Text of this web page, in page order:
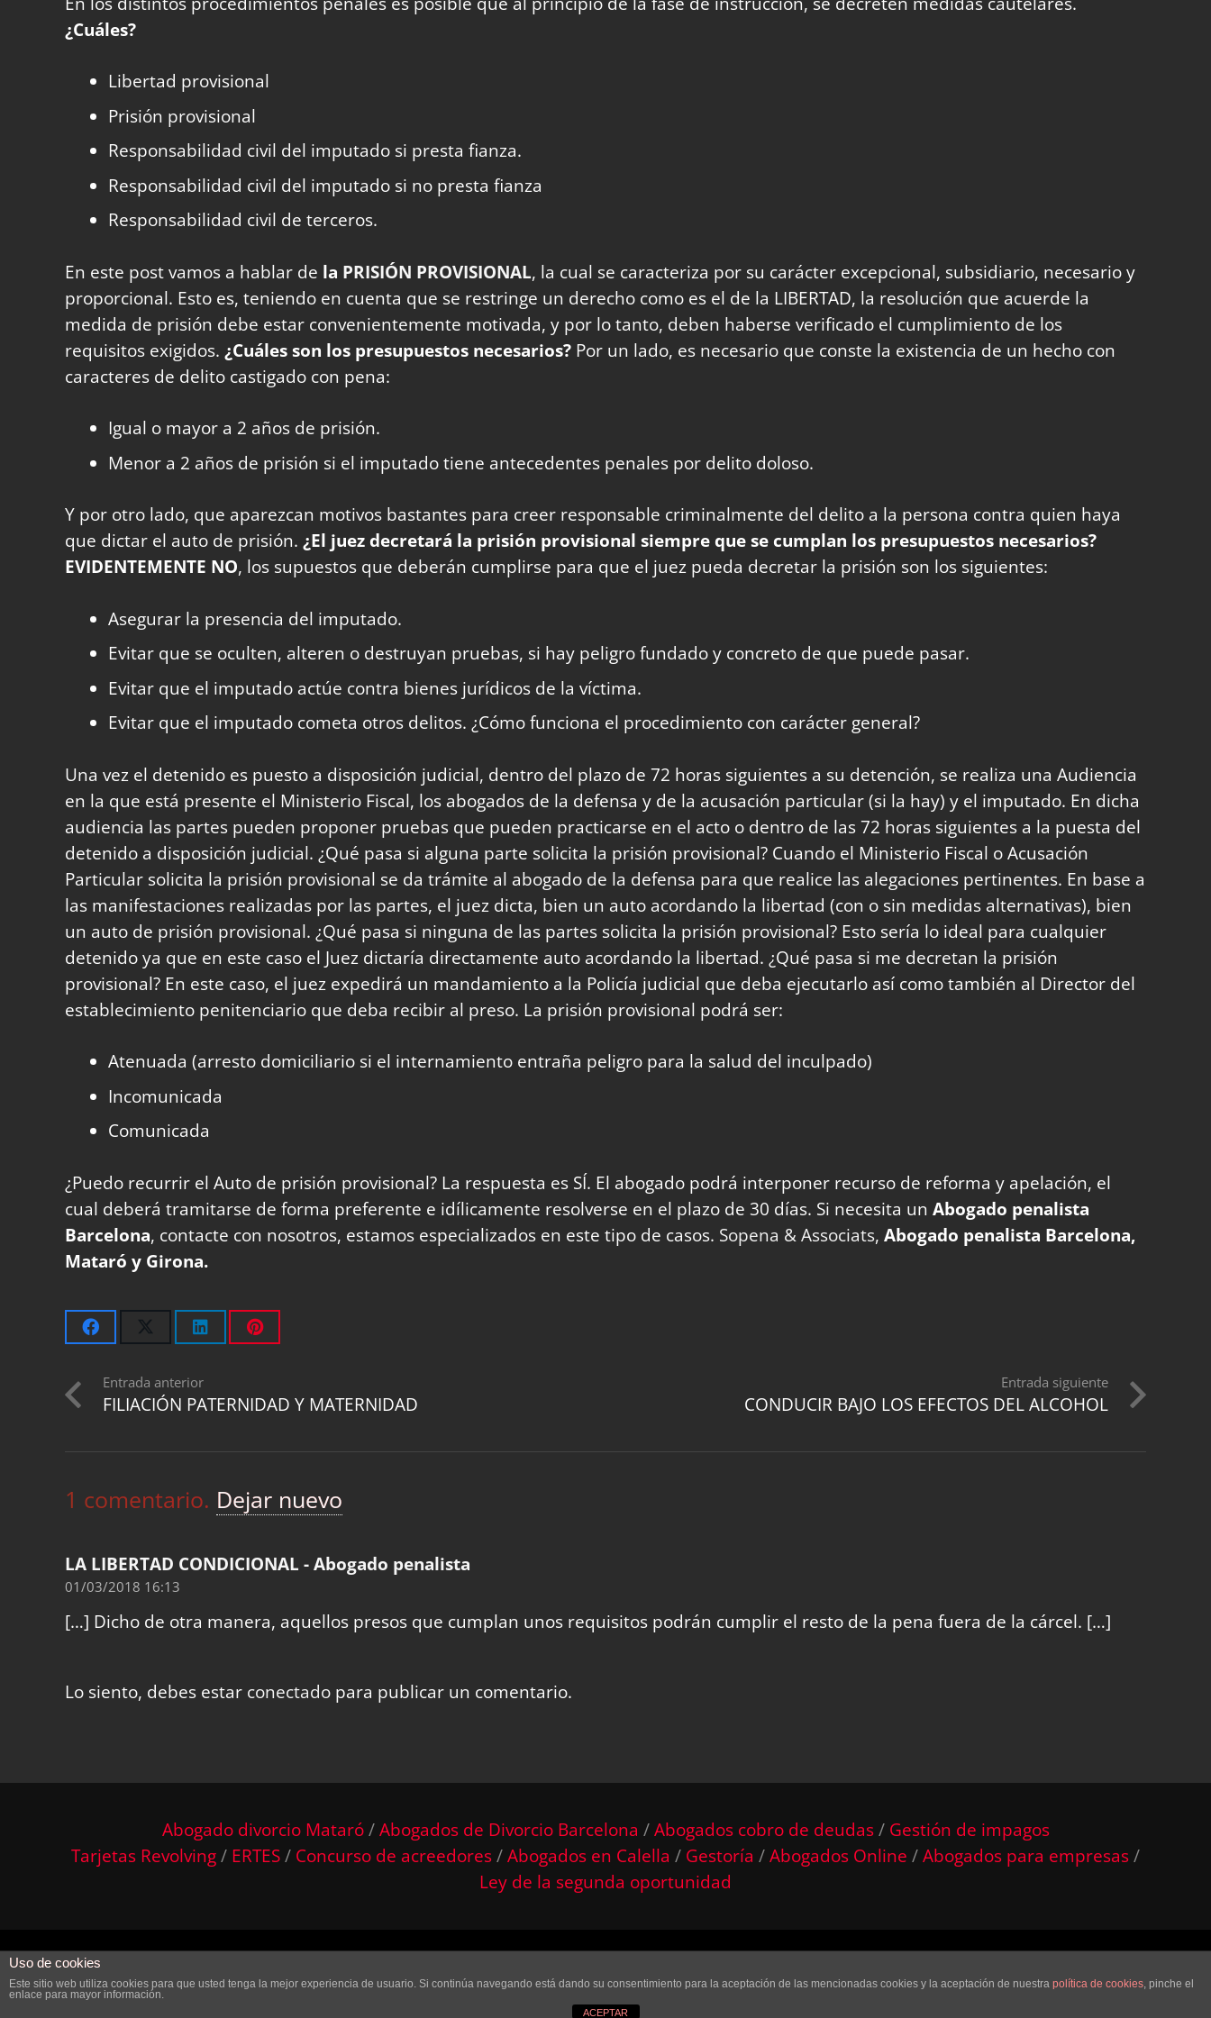
¿Cuáles?
Libertad provisional
Prisión provisional
Responsabilidad civil del imputado si presta fianza.
Responsabilidad civil del imputado si no presta fianza
Responsabilidad civil de terceros.
En este post vamos a hablar de la PRISIÓN PROVISIONAL, la cual se caracteriza por su carácter excepcional, subsidiario, necesario y
proporcional. Esto es, teniendo en cuenta que se restringe un derecho como es el de la LIBERTAD, la resolución que acuerde la
medida de prisión debe estar convenientemente motivada, y por lo tanto, deben haberse verificado el cumplimiento de los
requisitos exigidos. ¿Cuáles son los presupuestos necesarios? Por un lado, es necesario que conste la existencia de un hecho con
caracteres de delito castigado con pena:
Igual o mayor a 2 años de prisión.
Menor a 2 años de prisión si el imputado tiene antecedentes penales por delito doloso.
Y por otro lado, que aparezcan motivos bastantes para creer responsable criminalmente del delito a la persona contra quien haya
que dictar el auto de prisión. ¿El juez decretará la prisión provisional siempre que se cumplan los presupuestos necesarios?
EVIDENTEMENTE NO, los supuestos que deberán cumplirse para que el juez pueda decretar la prisión son los siguientes:
Asegurar la presencia del imputado.
Evitar que se oculten, alteren o destruyan pruebas, si hay peligro fundado y concreto de que puede pasar.
Evitar que el imputado actúe contra bienes jurídicos de la víctima.
Evitar que el imputado cometa otros delitos. ¿Cómo funciona el procedimiento con carácter general?
Una vez el detenido es puesto a disposición judicial, dentro del plazo de 72 horas siguientes a su detención, se realiza una Audiencia
en la que está presente el Ministerio Fiscal, los abogados de la defensa y de la acusación particular (si la hay) y el imputado. En dicha
audiencia las partes pueden proponer pruebas que pueden practicarse en el acto o dentro de las 72 horas siguientes a la puesta del
detenido a disposición judicial. ¿Qué pasa si alguna parte solicita la prisión provisional? Cuando el Ministerio Fiscal o Acusación
Particular solicita la prisión provisional se da trámite al abogado de la defensa para que realice las alegaciones pertinentes. En base a
las manifestaciones realizadas por las partes, el juez dicta, bien un auto acordando la libertad (con o sin medidas alternativas), bien
un auto de prisión provisional. ¿Qué pasa si ninguna de las partes solicita la prisión provisional? Esto sería lo ideal para cualquier
detenido ya que en este caso el Juez dictaría directamente auto acordando la libertad. ¿Qué pasa si me decretan la prisión
provisional? En este caso, el juez expedirá un mandamiento a la Policía judicial que deba ejecutarlo así como también al Director del
establecimiento penitenciario que deba recibir al preso. La prisión provisional podrá ser:
Atenuada (arresto domiciliario si el internamiento entraña peligro para la salud del inculpado)
Incomunicada
Comunicada
¿Puedo recurrir el Auto de prisión provisional? La respuesta es SÍ. El abogado podrá interponer recurso de reforma y apelación, el
cual deberá tramitarse de forma preferente e idílicamente resolverse en el plazo de 30 días. Si necesita un Abogado penalista
Barcelona, contacte con nosotros, estamos especializados en este tipo de casos. Sopena & Associats, Abogado penalista Barcelona,
Mataró y Girona.
Entrada anterior
FILIACIÓN PATERNIDAD Y MATERNIDAD
Entrada siguiente
CONDUCIR BAJO LOS EFECTOS DEL ALCOHOL
1 comentario. Dejar nuevo
LA LIBERTAD CONDICIONAL - Abogado penalista
01/03/2018 16:13
[…] Dicho de otra manera, aquellos presos que cumplan unos requisitos podrán cumplir el resto de la pena fuera de la cárcel. […]
Lo siento, debes estar conectado para publicar un comentario.
Abogado divorcio Mataró/Abogados de Divorcio Barcelona /Abogados cobro de deudas/ Gestión de impagos
Tarjetas Revolving/ ERTES/ Concurso de acreedores/Abogados en Calella / Gestoría /Abogados Online /Abogados para empresas/
Ley de la segunda oportunidad
© 2016 Todos los derechos reservados, Sopena & Associats / Diseño webRhuven
Uso de cookies
Este sitio web utiliza cookies para que usted tenga la mejor experiencia de usuario. Si continúa navegando está dando su consentimiento para la aceptación de las mencionadas cookies y la aceptación de nuestra política de cookies, pinche el
enlace para mayor información.
ACEPTAR